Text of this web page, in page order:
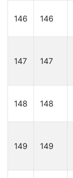
146 146
147 147
148 148
149 149